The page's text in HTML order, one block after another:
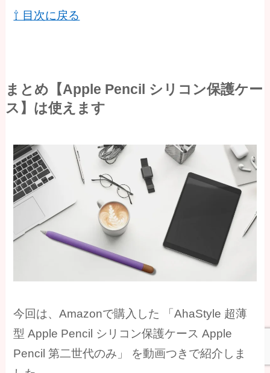
⇧ 目次に戻る
まとめ【Apple Pencil シリコン保護ケー
ス】は使えます
今回は、Amazonで購入した 「AhaStyle 超薄
型 Apple Pencil シリコン保護ケース Apple
Pencil 第二世代のみ」 を動画つきで紹介しま